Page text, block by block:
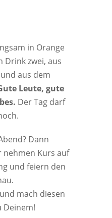
in Orange
Drink zwei, aus
aus dem
Leute, gute
Der Tag darf
Dann
nehmen Kurs auf
und feiern den
mach diesen
Deinem!